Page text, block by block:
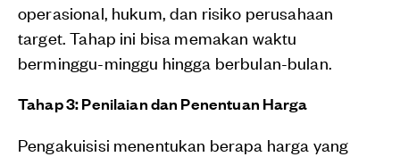
operasional, hukum, dan risiko perusahaan
target. Tahap ini bisa memakan waktu
berminggu-minggu hingga berbulan-bulan.
Tahap 3: Penilaian dan Penentuan Harga
Pengakuisisi menentukan berapa harga yang